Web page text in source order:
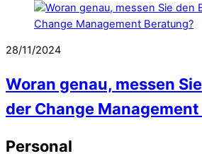
28/11/2024
Woran genau, messen
der Change
Personal